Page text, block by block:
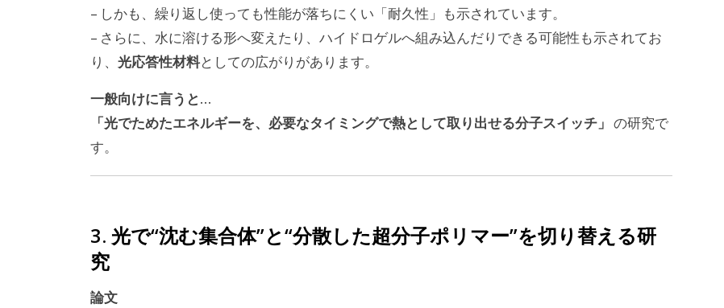
– しかも、繰り返し使っても性能が落ちにくい「耐久性」も示されています。
– さらに、水に溶ける形へ変えたり、ハイドロゲルへ組み込んだりできる可能性も示されてお
り、 光応答性材料としての広がりがあります。
一般向けに言うと…
「光でためたエネルギーを、必要なタイミングで熱として取り出せる分子スイッチ」 の研究で
す。
3. 光で“沈む集合体”と“分散した超分子ポリマー”を切り替える研
究
論文